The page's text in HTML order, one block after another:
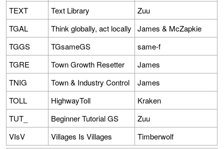
TEXT Text Library
Zuu
TGAL
Think globally, act locally
James & McZapkie
TGGS
TGsameGS
same-f
TGRE
Town Growth Resetter
James
TNIG
Town & Industry Control
James
TOLL
HighwayToll
Kraken
TUT_
Beginner Tutorial GS
Zuu
VIsV
Villages Is Villages Timberwolf